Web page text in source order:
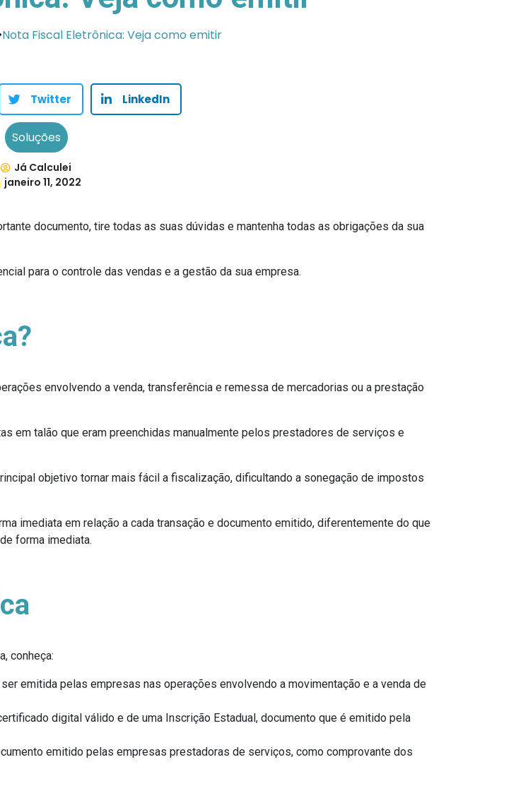
Nota Fiscal Eletrônica: Veja como emitir
Twitter LinkedIn
Soluções
Já Calculei
janeiro 11, 2022
documento, tire todas as suas dúvidas e mantenha todas as obrigações da sua
para o controle das vendas e a gestão da sua empresa.
envolvendo a venda, transferência e remessa de mercadorias ou a prestação
em talão que eram preenchidas manualmente pelos prestadores de serviços e
objetivo tornar mais fácil a fiscalização, dificultando a sonegação de impostos
imediata em relação a cada transação e documento emitido, diferentemente do que
forma imediata.
conheça:
emitida pelas empresas nas operações envolvendo a movimentação e a venda de
digital válido e de uma Inscrição Estadual, documento que é emitido pela
emitido pelas empresas prestadoras de serviços, como comprovante dos